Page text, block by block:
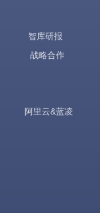
智库研报
战略合作
阿里云&蓝凌